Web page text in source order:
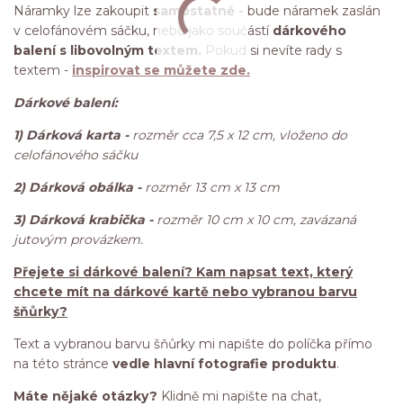
Náramky lze zakoupit samostatně - bude náramek zaslán
v celofánovém sáčku, nebo jako součástí dárkového
balení s libovolným textem. Pokud si nevíte rady s
textem - inspirovat se můžete zde.
Dárkové balení:
1) Dárková karta - rozměr cca 7,5 x 12 cm, vloženo do
celofánového sáčku
2) Dárková obálka -rozměr 13 cm x 13 cm
3) Dárková krabička - rozměr 10 cm x 10 cm, zavázaná
jutovým provázkem.
Přejete si dárkové balení? Kam napsat text, který
chcete mít na dárkové kartě nebo vybranou barvu
šňůrky?
Text a vybranou barvu šňůrky mi napište do políčka přímo
na této stránce vedle hlavní fotografie produktu.
Máte nějaké otázky? Klidně mi napište na chat,